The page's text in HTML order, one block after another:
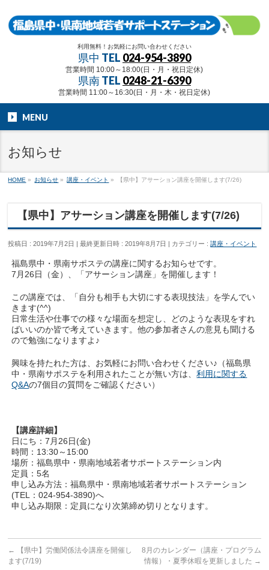
利用無料！お気軽にお問い合わせください
県中 TEL 024-954-3890
営業時間 10:00～18:00(日・月・祝日定休)
県南 TEL 0248-21-6390
営業時間 11:00～16:30(日・月・木・祝日定休)
MENU
お知らせ
HOME » お知らせ » 講座・イベント » 【県中】アサーション講座を開催します(7/26)
【県中】アサーション講座を開催します(7/26)
投稿日 : 2019年7月2日 最終更新日時 : 2019年8月7日 カテゴリー :講座・イベント
福島県中・県南サポステの講座に関するお知らせです。
7月26日（金）、「アサーション講座」を開催します！
この講座では、「自分も相手も大切にする表現技法」を学んでい
きます(^^)
日常生活や仕事での様々な場面を想定し、どのような表現をすれ
ばいいのか皆で考えていきます。他の参加者さんの意見も聞ける
ので勉強になりますよ♪
興味を持たれた方は、お気軽にお問い合わせください♪（福島県
中・県南サポステを利用されたことが無い方は、利用に関する
Q&Aの7個目の質問をご確認ください）
【講座詳細】
日にち：7月26日(金)
時間：13:30～15:00
場所：福島県中・県南地域若者サポートステーション内
定員：5名
申し込み方法：福島県中・県南地域若者サポートステーション
(TEL：024-954-3890)へ
申し込み期限：定員になり次第締め切りとなります。
←
【県中】労働関係法令講座を開催し
ます(7/19)
8月のカレンダー（講座・プログラム
情報）・夏季休暇を更新しました →